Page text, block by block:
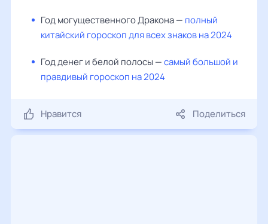
Год могущественного Дракона — полный
китайский гороскоп для всех знаков на 2024
Год денег и белой полосы —самый большой и
правдивый гороскоп на 2024
Нравится Поделиться